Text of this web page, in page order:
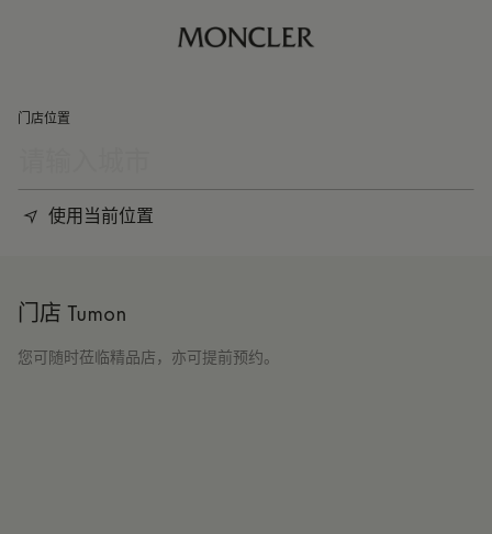
门店位置
使用当前位置
门店 Tumon
您可随时莅临精品店，亦可提前预约。